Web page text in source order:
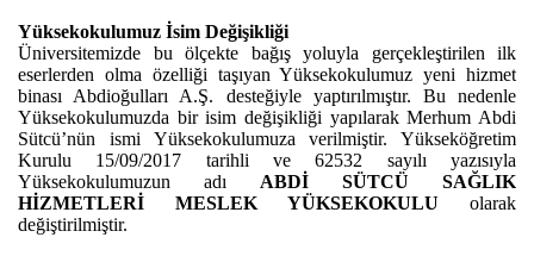
Yüksekokulumuz İsim Değişikliği
Üniversitemizde bu ölçekte bağış yoluyla gerçekleştirilen ilk
eserlerden olma özelliği taşıyanYüksekokulumuz yeni hizmet
binası Abdioğulları A.Ş. desteğiyle yaptırılmıştır. Bu nedenle
Yüksekokulumuzda bir isim değişikliği yapılarak Merhum Abdi
Sütcü’nün ismi Yüksekokulumuza verilmiştir. Yükseköğretim
Kurulu 15/09/2017 tarihli ve 62532 sayılı yazısıyla
Yüksekokulumuzun adı ABDİ SÜTCÜ SAĞLIK
HİZMETLERİ MESLEK YÜKSEKOKULU olarak
değiştirilmiştir.